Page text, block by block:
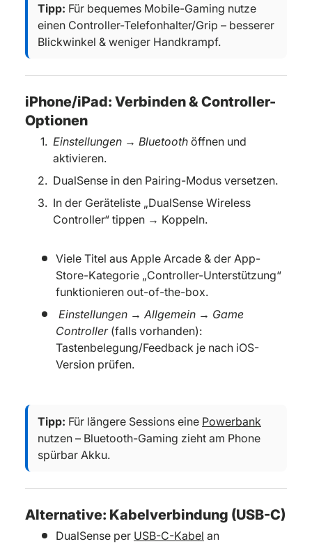
Tipp: Für bequemes Mobile-Gaming nutze
einen Controller-Telefonhalter/Grip – besserer
Blickwinkel & weniger Handkrampf.
iPhone/iPad: Verbinden & Controller-
Optionen
Einstellungen → Bluetooth öffnen und
aktivieren.
DualSense in den Pairing-Modus versetzen.
In der Geräteliste „DualSense Wireless
Controller“ tippen → Koppeln.
Viele Titel aus Apple Arcade & der App-
Store-Kategorie „Controller-Unterstützung“
funktionieren out-of-the-box.
Einstellungen → Allgemein → Game
Controller(falls vorhanden):
Tastenbelegung/Feedback je nach iOS-
Version prüfen.
Tipp: Für längere Sessions eine Powerbank
nutzen – Bluetooth-Gaming zieht am Phone
spürbar Akku.
Alternative: Kabelverbindung (USB-C)
DualSense per USB-C-Kabel an